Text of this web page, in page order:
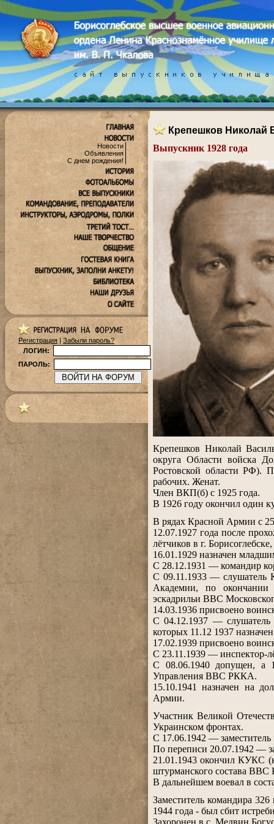
Новости
Объявления
С днем рождения!
Регистрация | Забыли пароль?
ЛОГИН:
ПАРОЛЬ:
Крепешков Николай
Выпускник 1928 года
Крепешков Николай
округа Области войска
Ростовской области РФ).
рабочих. Женат.
Член ВКП(б) с 1925 года.
В 1926 году окончил один
В рядах Красной Армии с
12.07.1927 года после
лётчиков в г.
16.01.1929 назначен
С 28.12.1931 — командир
С 09.11.1933 — слушатель
Академии, по окончании
эскадрильи ВВС
14.03.1936 присвоено
С 04.12.1937 — слушатель
которых 11.12 1937
17.02.1939 присвоено
С 23.11.1939 — инспектор-
С 08.06.1940 допущен, а
Управления ВВС РККА.
15.10.1941 назначен на
Армии.
Участник Великой
Украинском фронтах.
С 17.06.1942 —
По переписи 20.07.1942 —
21.01.1943 окончил КУКС
штурманского состава
В дальнейшем воевал в
Заместитель командира
1944 года - был сбит
Захоронен в с. Медвин